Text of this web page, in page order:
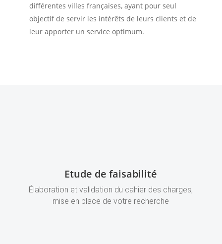
différentes villes françaises, ayant pour seul
objectif de servir les intérêts de leurs clients et de
leur apporter un service optimum.
Etude de faisabilité
Élaboration et validation du cahier des charges,
mise en place de votre recherche